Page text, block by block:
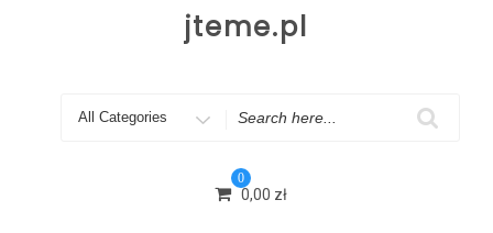
jteme.pl
Search
0
0,00 zł